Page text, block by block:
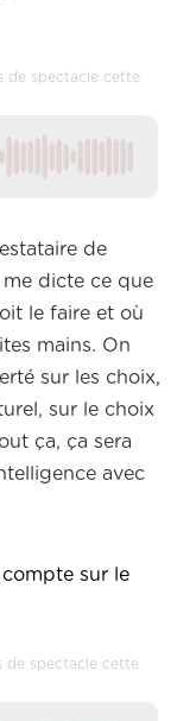
de spectacle cette
de
dicte ce que
le faire et où
mains. On
sur les choix,
sur le choix
ça, ça sera
avec
sur le
de spectacle cette